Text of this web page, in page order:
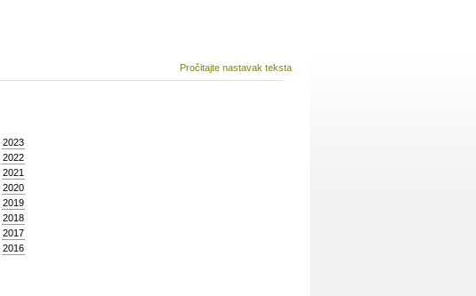
Pročitajte nastavak teksta
2023
2022
2021
2020
2019
2018
2017
2016